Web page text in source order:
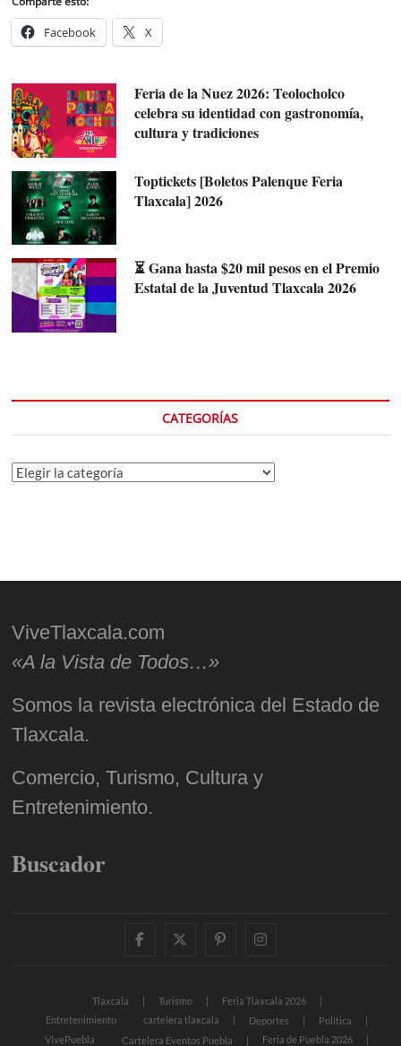
Facebook X
Feria de la Nuez 2026: Teolocholco
celebra su identidad con gastronomía,
cultura y tradiciones
Toptickets [Boletos Palenque Feria
Tlaxcala] 2026
⏳ Gana hasta $20 mil pesos en el Premio
Estatal de la Juventud Tlaxcala 2026
CATEGORÍAS
Categorías
ViveTlaxcala.com
«A la Vista de Todos…»
Somos la revista electrónica del Estado de
Tlaxcala.
Comercio, Turismo, Cultura y
Entretenimiento.
Buscador
facebooktwitter
pinterestinstagram
Tlaxcala Turismo
Feria Tlaxcala 2026
Entretenimiento
cartelera tlaxcala Deportes
Política
VivePuebla
Cartelera Eventos Puebla Feria de Puebla 2026